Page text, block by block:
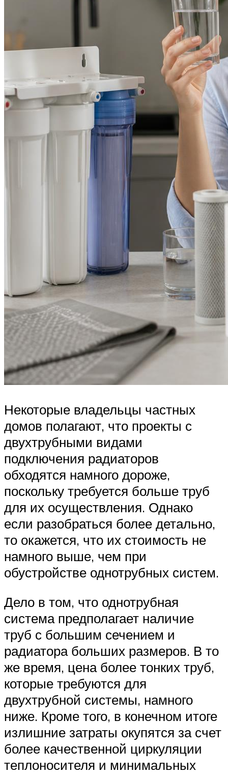
Некоторые владельцы частных
домов полагают, что проекты с
двухтрубными видами
подключения радиаторов
обходятся намного дороже,
поскольку требуется больше труб
для их осуществления. Однако
если разобраться более детально,
то окажется, что их стоимость не
намного выше, чем при
обустройстве однотрубных систем.
Дело в том, что однотрубная
система предполагает наличие
труб с большим сечением и
радиатора больших размеров. В то
же время, цена более тонких труб,
которые требуются для
двухтрубной системы, намного
ниже. Кроме того, в конечном итоге
излишние затраты окупятся за счет
более качественной циркуляции
теплоносителя и минимальных